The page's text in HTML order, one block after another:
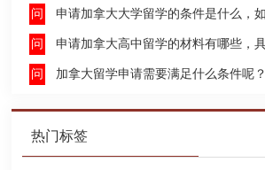
申请加拿大大学留学的条件是什么，如何申请加拿大大学留学，留学
申请加拿大高中留学的材料有哪些，具体
加拿大留学申请需要满足什么条件呢？
热门标签